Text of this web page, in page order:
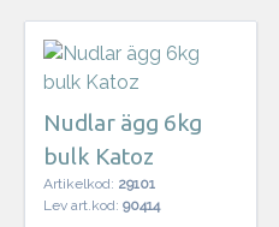
Nudlar ägg 6kg
bulk Katoz
Artikelkod: 29101
Lev art.kod: 90414